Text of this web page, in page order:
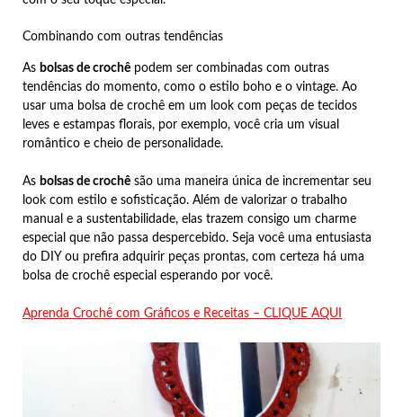
Combinando com outras tendências
As bolsas de crochê podem ser combinadas com outras
tendências do momento, como o estilo boho e o vintage. Ao
usar uma bolsa de crochê em um look com peças de tecidos
leves e estampas florais, por exemplo, você cria um visual
romântico e cheio de personalidade.
As bolsas de crochê são uma maneira única de incrementar seu
look com estilo e sofisticação. Além de valorizar o trabalho
manual e a sustentabilidade, elas trazem consigo um charme
especial que não passa despercebido. Seja você uma entusiasta
do DIY ou prefira adquirir peças prontas, com certeza há uma
bolsa de crochê especial esperando por você.
Aprenda Crochê com Gráficos e Receitas – CLIQUE AQUI